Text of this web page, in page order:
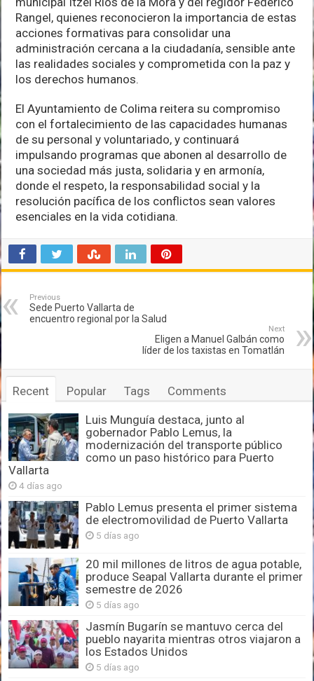
Rangel, quienes reconocieron la importancia de estas
acciones formativas para consolidar una
administración cercana a la ciudadanía, sensible ante
las realidades sociales y comprometida con la paz y
los derechos humanos.
El Ayuntamiento de Colima reitera su compromiso
con el fortalecimiento de las capacidades humanas
de su personal y voluntariado, y continuará
impulsando programas que abonen al desarrollo de
una sociedad más justa, solidaria y en armonía,
donde el respeto, la responsabilidad social y la
resolución pacífica de los conflictos sean valores
esenciales en la vida cotidiana.
Previous
Sede Puerto Vallarta de
encuentro regional por la Salud
Next
Eligen a Manuel Galbán como
líder de los taxistas en Tomatlán
Recent Popular Tags Comments
Luis Munguía destaca, junto al
gobernador Pablo Lemus, la
modernización del transporte público
como un paso histórico para Puerto
Vallarta
4 días ago
Pablo Lemus presenta el primer sistema
de electromovilidad de Puerto Vallarta
5 días ago
20 mil millones de litros de agua potable,
produce Seapal Vallarta durante el primer
semestre de 2026
5 días ago
Jasmín Bugarín se mantuvo cerca del
pueblo nayarita mientras otros viajaron a
los Estados Unidos
5 días ago